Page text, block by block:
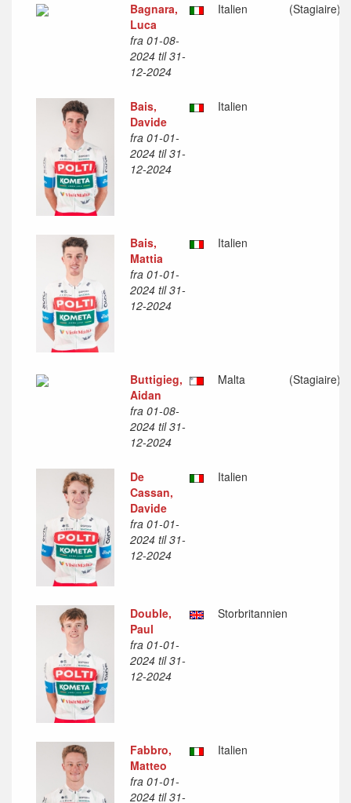
Bagnara,
Luca
fra 01-08-
2024 til 31-
12-2024
Italien (Stagiaire)
Bais,
Davide
fra 01-01-
2024 til 31-
12-2024
Italien
Bais,
Mattia
fra 01-01-
2024 til 31-
12-2024
Italien
Buttigieg,
Aidan
fra 01-08-
2024 til 31-
12-2024
Malta (Stagiaire)
De
Cassan,
Davide
fra 01-01-
2024 til 31-
12-2024
Italien
Double,
Paul
fra 01-01-
2024 til 31-
12-2024
Storbritannien
Fabbro,
Matteo
fra 01-01-
2024 til 31-
Italien